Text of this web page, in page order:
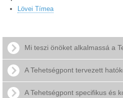
Lövei Tímea
Mi teszi önöket alkalmassá a
A Tehetségpont tervezett
A Tehetségpont specifikus és